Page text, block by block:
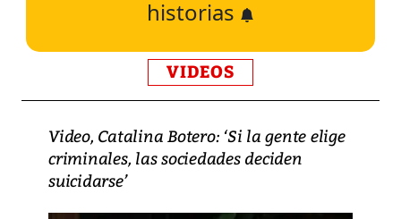
historias
VIDEOS
Video, Catalina Botero: ‘Si la gente elige
criminales, las sociedades deciden
suicidarse’